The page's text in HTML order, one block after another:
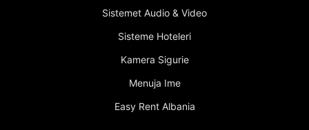
Sistemet Audio & Video
Sisteme Hoteleri
Kamera Sigurie
Menuja Ime
Easy Rent Albania